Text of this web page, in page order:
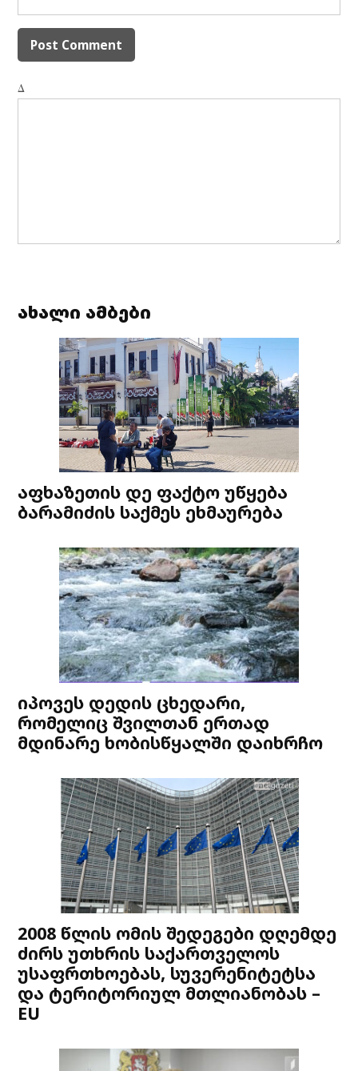
Δ
ახალი ამბები
აფხაზეთის დე ფაქტო უწყება
ბარამიძის საქმეს ეხმაურება
იპოვეს დედის ცხედარი,
რომელიც შვილთან ერთად
მდინარე ხობისწყალში დაიხრჩო
2008 წლის ომის შედეგები დღემდე
ძირს უთხრის საქართველოს
უსაფრთხოებას, სუვერენიტეტსა
და ტერიტორიულ მთლიანობას –
EU